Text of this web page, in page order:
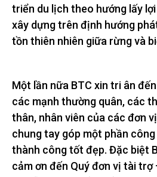
triển du lịch theo hướng lấy
xây dựng trên định hướng
tồn thiên nhiên giữa rừng và
Một lần nữa BTC xin tri ân
các mạnh thường quân, các
thân, nhân viên của các đơn
chung tay góp một phần
thành công tốt đẹp. Đặc biệt
cảm ơn đến Quý đơn vị tài trợ